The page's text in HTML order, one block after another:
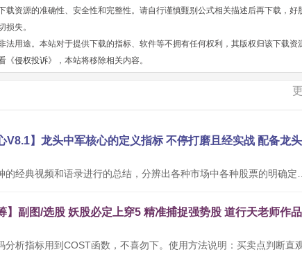
载资源的准确性、安全性和完整性。请自行谨慎甄别公式相关描述后再下载，好
损失。
法用途。本站对于提供下载的指标、软件等不拥有任何权利，其版权归该下载资
《侵权投诉》，本站将移除相关内容。
本公式根据网络大神的经典视频和